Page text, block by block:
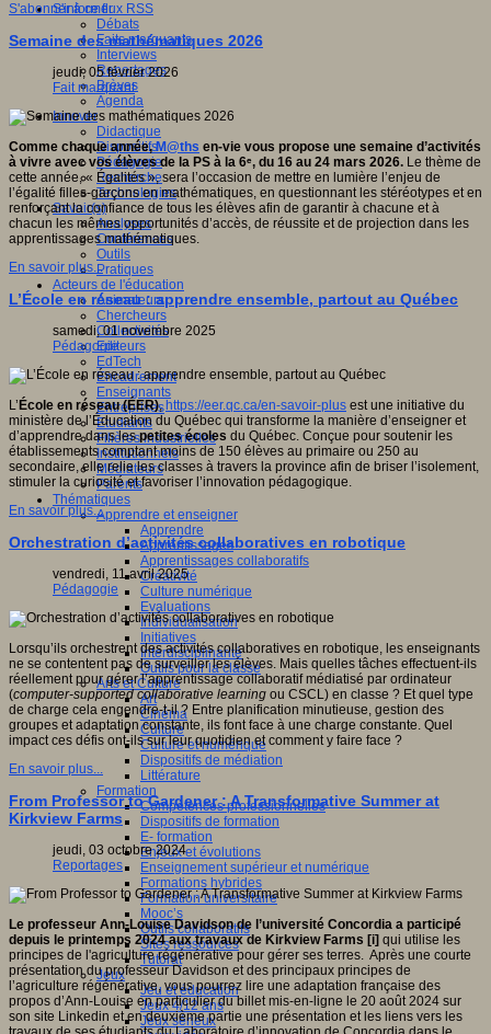
S'informer
Débats
Faits marquants
Interviews
Reportages
Brèves
Agenda
Innover
Didactique
Dispositifs
Pédagogie
Recherche
Technologies
Savoir(s)
Analyses
Conférences
Outils
Pratiques
Acteurs de l'éducation
Animateurs
Chercheurs
Collectivités
Editeurs
EdTech
Encadrement
Enseignants
Entreprises
Etudiants
Filières industrielles
Institutionnels
Médiateurs
Parents
Thématiques
Apprendre et enseigner
Apprendre
Apprentissages
Apprentissages collaboratifs
Créativité
Culture numérique
Evaluations
Individualisation
Initiatives
Interdisciplinarité
Outils pour la classe
Arts et Culture
Art
Cinéma
Culture
Culture et numérique
Dispositifs de médiation
Littérature
Formation
Compétences professionnelles
Dispositifs de formation
E- formation
Enjeux et évolutions
Enseignement supérieur et numérique
Formations hybrides
Formation universitaire
Mooc’s
Outils collaboratifs
Sites ressources
Tutorat
Jeux
Jeu et éducation
Jeux 4/12 ans
Jeux sérieux
S'abonner à ce flux RSS
Semaine des mathématiques 2026
jeudi, 05 février 2026
Fait marquant
Comme chaque année,M@ths en-vie vous propose une semaine d’activités
à vivre avec vos élèves de la PS à la 6ᵉ, du 16 au 24 mars 2026. Le thème de
cette année, « Égalités », sera l’occasion de mettre en lumière l’enjeu de
l’égalité filles-garçons en mathématiques, en questionnant les stéréotypes et en
renforçant la confiance de tous les élèves afin de garantir à chacune et à
chacun les mêmes opportunités d’accès, de réussite et de projection dans les
apprentissages mathématiques.
En savoir plus...
L’École en réseau : apprendre ensemble, partout au Québec
samedi, 01 novembre 2025
Pédagogie
L’ École en réseau (ÉER), https://eer.qc.ca/en-savoir-plus est une initiative du
ministère de l’Éducation du Québec qui transforme la manière d’enseigner et
d’apprendre dans lespetites écoles du Québec. Conçue pour soutenir les
établissements comptant moins de 150 élèves au primaire ou 250 au
secondaire, elle relie les classes à travers la province afin de briser l’isolement,
stimuler la curiosité et favoriser l’innovation pédagogique.
En savoir plus...
Orchestration d’activités collaboratives en robotique
vendredi, 11 avril 2025
Pédagogie
Lorsqu’ils orchestrent des activités collaboratives en robotique, les enseignants
ne se contentent pas de surveiller les élèves. Mais quelles tâches effectuent-ils
réellement pour gérer l’apprentissage collaboratif médiatisé par ordinateur
(computer-supported collaborative learning ou CSCL) en classe ? Et quel type
de charge cela engendre-t-il ? Entre planification minutieuse, gestion des
groupes et adaptation constante, ils font face à une charge constante. Quel
impact ces défis ont-ils sur leur quotidien et comment y faire face ?
En savoir plus...
From Professor to Gardener : A Transformative Summer at
Kirkview Farms
jeudi, 03 octobre 2024
Reportages
Le professeur Ann-Louise Davidson de l’université Concordia a participé
depuis le printemps 2024 aux travaux de Kirkview Farms [i] qui utilise les
principes de l'agriculture régénérative pour gérer ses terres. Après une courte
présentation du professeur Davidson et des principaux principes de
l’agriculture régénérative, vous pourrez lire une adaptation française des
propos d’Ann-Louise en particulier du billet mis-en-ligne le 20 août 2024 sur
son site Linkedin et en deuxième partie une présentation et les liens vers les